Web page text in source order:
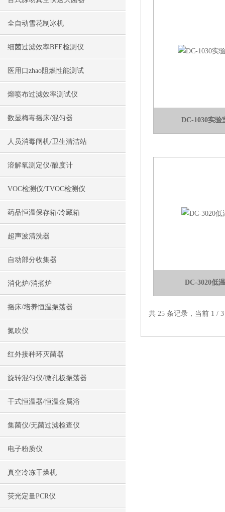
全自动雪花制冰机
细菌过滤效率BFE检测仪
医用口zhao阻燃性能测试
熔喷布过滤效率测试仪
数显梅毒摇床/混匀器
人员消毒闸机/卫生清洁站
溶解氧测定仪/酸度计
VOC检测仪/TVOC检测仪
药品恒温保存箱/冷藏箱
超声波清洗器
自动部分收集器
消化炉/消煮炉
摇床/培养恒温振荡器
氮吹仪
红外接种环灭菌器
旋转混匀仪/微孔板振荡器
干式恒温器/恒温金属浴
集菌仪/无菌过滤检查仪
电子粉质仪
真空冷冻干燥机
荧光定量PCR仪
DC-1030实验
DC-3020低
共 25 条记录，当前 1